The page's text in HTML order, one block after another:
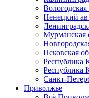
Вологодская
Ненецкий
Мурманская
Псковская
Республика
Республика
Санкт-
Приволжье